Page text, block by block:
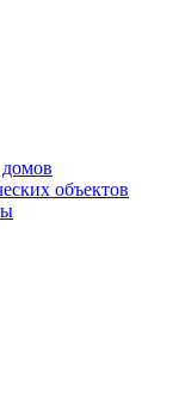
объектов